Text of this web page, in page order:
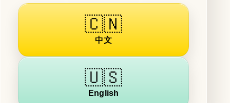
🇨🇳
中文
🇺🇸
English